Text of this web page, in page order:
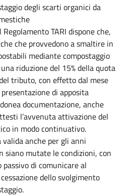
degli scarti organici da
Regolamento TARI dispone che,
che provvedono a smaltire in
mediante compostaggio
riduzione del 15% della quota
tributo, con effetto dal mese
di apposita
documentazione, anche
l’avvenuta attivazione del
in modo continuativo.
anche per gli anni
siano mutate le condizioni, con
di comunicare al
dello svolgimento